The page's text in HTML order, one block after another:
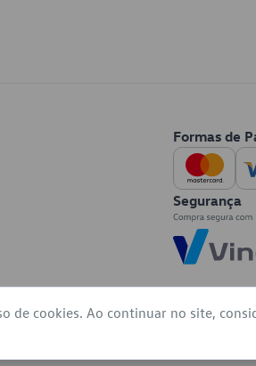
Formas de
Segurança
de cookies. Ao continuar no site,